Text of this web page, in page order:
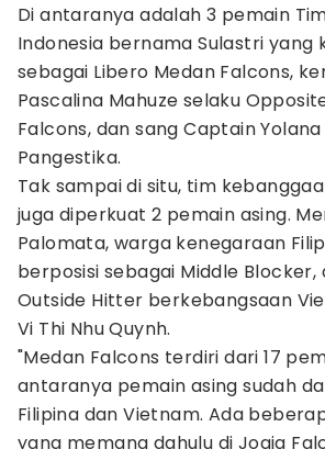
Di antaranya adalah 3 pemain
Indonesia bernama Sulastri yang
sebagai Libero Medan Falcons,
Pascalina Mahuze selaku
Falcons, dan sang Captain
Pangestika.
Tak sampai di situ, tim
juga diperkuat 2 pemain asing.
Palomata, warga kenegaraan
berposisi sebagai Middle Blocker,
Outside Hitter berkebangsaan
Vi Thi Nhu Quynh.
"Medan Falcons terdiri dari 17
antaranya pemain asing sudah
Filipina dan Vietnam. Ada
yang memang dahulu di Jogja